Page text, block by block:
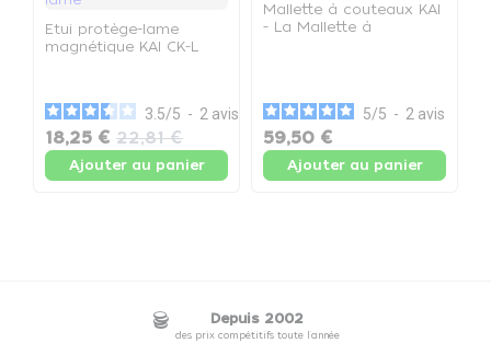
Etui protège-lame
magnétique KAI CK-L
3.5/5 - 2 avis
18,25 € 22,81 €
Ajouter au panier
Mallette à couteaux KAI
- La Mallette à
5/5 - 2 avis
59,50 €
Ajouter au panier
Depuis 2002
des prix compétitifs toute l'année